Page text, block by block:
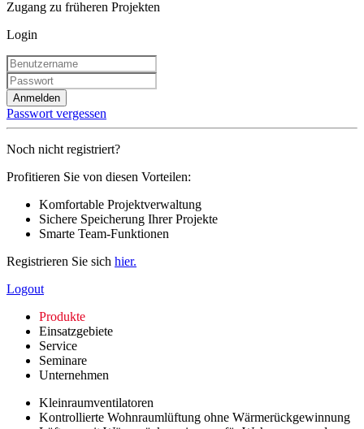
Zugang zu früheren Projekten
Login
Anmelden
Passwort vergessen
Noch nicht registriert?
Profitieren Sie von diesen Vorteilen:
Komfortable Projektverwaltung
Sichere Speicherung Ihrer Projekte
Smarte Team-Funktionen
Registrieren Sie sich hier.
Logout
Produkte
Einsatzgebiete
Service
Seminare
Unternehmen
Kleinraumventilatoren
Kontrollierte Wohnraumlüftung ohne Wärmerückgewinnung